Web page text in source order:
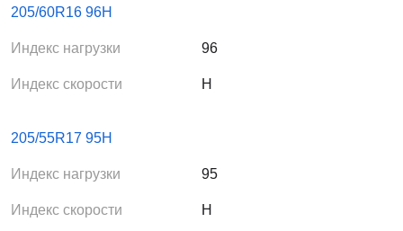
205/60R16 96H
Индекс нагрузки 96
Индекс скорости H
205/55R17 95H
Индекс нагрузки 95
Индекс скорости H